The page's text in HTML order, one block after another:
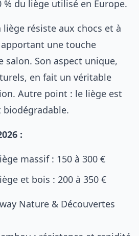
du liège utilisé en Europe.
liège résiste aux chocs et à
une touche
salon. Son aspect unique,
en fait un véritable
Autre point : le liège est
biodégradable.
:
massif : 150 à 300 €
et bois : 200 à 350 €
Nature & Découvertes